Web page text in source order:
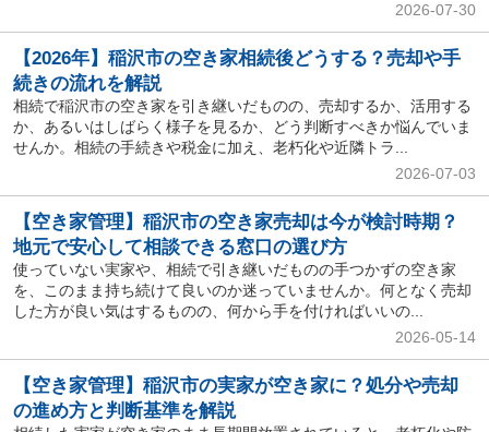
2026-07-30
【2026年】稲沢市の空き家相続後どうする？売却や手
続きの流れを解説
相続で稲沢市の空き家を引き継いだものの、売却するか、活用する
か、あるいはしばらく様子を見るか、どう判断すべきか悩んでいま
せんか。相続の手続きや税金に加え、老朽化や近隣トラ...
2026-07-03
【空き家管理】稲沢市の空き家売却は今が検討時期？
地元で安心して相談できる窓口の選び方
使っていない実家や、相続で引き継いだものの手つかずの空き家
を、このまま持ち続けて良いのか迷っていませんか。何となく売却
した方が良い気はするものの、何から手を付ければいいの...
2026-05-14
【空き家管理】稲沢市の実家が空き家に？処分や売却
の進め方と判断基準を解説